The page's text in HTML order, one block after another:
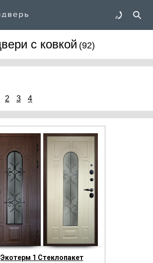
с ковкой (92)
2 3 4
Экотерм 1 Стеклопакет